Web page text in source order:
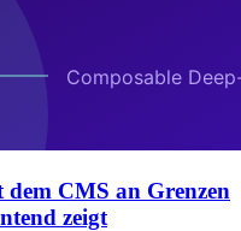
CMS an Grenzen
zeigt